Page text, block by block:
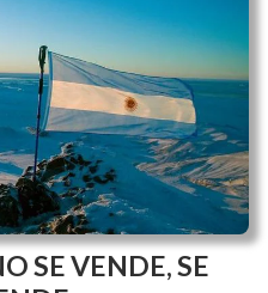
PyME 2T en los